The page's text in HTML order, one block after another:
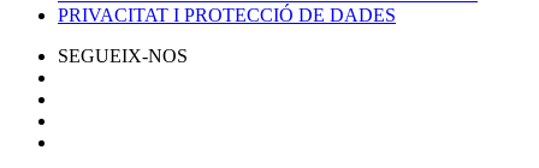
es
PRIVACITAT I PROTECCIÓ DE DADES
SEGUEIX-NOS